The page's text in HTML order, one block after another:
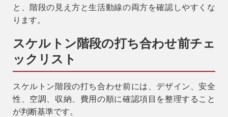
と、階段の見え方と生活動線の両方を確認しやすくな
ります。
スケルトン階段の打ち合わせ前チェ
ックリスト
スケルトン階段の打ち合わせ前には、デザイン、安全
性、空調、収納、費用の順に確認項目を整理すること
が判断基準です。